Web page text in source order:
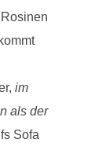
im
als der
Sofa